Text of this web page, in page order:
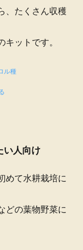
、たくさん収穫
キットです。
ル種
い人向け
めて水耕栽培に
どの葉物野菜に